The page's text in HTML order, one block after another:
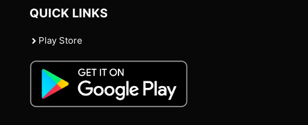
QUICK LINKS
Play Store